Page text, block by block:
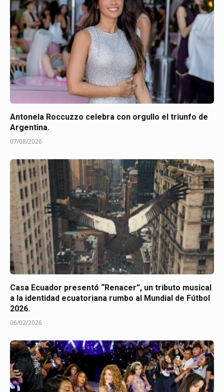
Antonela Roccuzzo celebra con orgullo el triunfo de
Argentina.
07/08/2026
Casa Ecuador presentó “Renacer”, un tributo musical
a la identidad ecuatoriana rumbo al Mundial de Fútbol
2026.
06/02/2026